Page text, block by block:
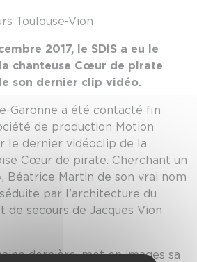
Toulouse-Vion
2017, le SDIS a eu le
chanteuse Cœur de pirate
son dernier clip vidéo.
Garonne a été contacté fin
de production Motion
le dernier vidéoclip de la
Cœur de pirate. Cherchant un
Béatrice Martin de son vrai nom
par l’architecture du
de secours de Jacques Vion
dernière, met en images sa